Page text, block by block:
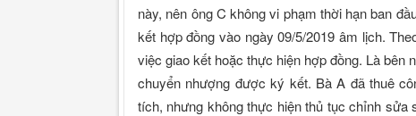
này, nên ông C không vi phạm thời hạn ban
kết hợp đồng vào ngày 09/5/2019 âm lịch.
việc giao kết hoặc thực hiện hợp đồng. Là bên
chuyển nhượng được ký kết. Bà A đã thuê
tích, nhưng không thực hiện thủ tục chỉnh